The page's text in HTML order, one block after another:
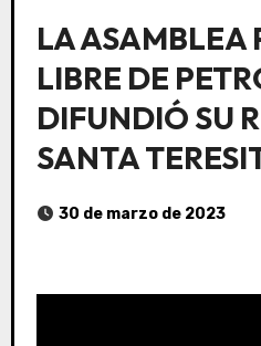
LA ASAMBLEA
LIBRE DE
DIFUNDIÓ SU
SANTA
30 de marzo de 2023